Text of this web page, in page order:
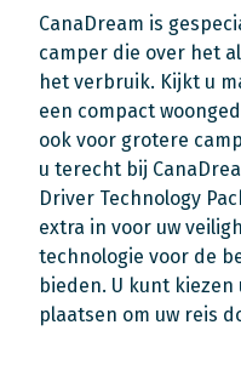
CanaDream is
camper die over het
het verbruik. Kijkt u
een compact
ook voor grotere
u terecht bij
Driver Technology
extra in voor uw
technologie voor de
bieden. U kunt
plaatsen om uw reis